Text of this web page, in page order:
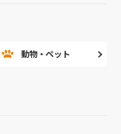
動物・ペット